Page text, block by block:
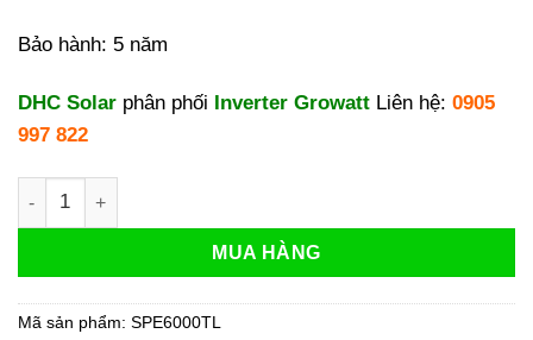
Bảo hành: 5 năm
DHC Solar phân phối Inverter Growatt Liên hệ: 0905
997 822
Inverter Growatt Hybrid 6kW SPE 6000TL HVM-G2 Phổ
MUA HÀNG
Mã sản phẩm: SPE6000TL